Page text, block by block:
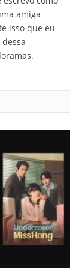
amiga
isso que eu